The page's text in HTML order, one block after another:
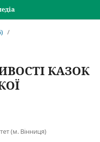
/
КАЗОК
(м. Вінниця)